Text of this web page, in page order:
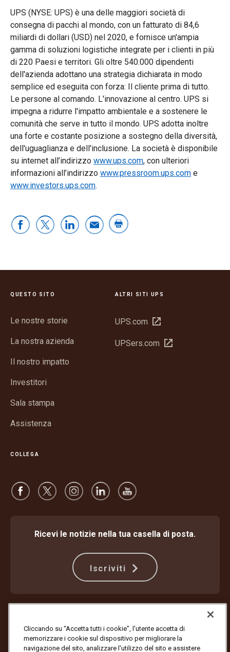
UPS (NYSE: UPS) è una delle maggiori società di
consegna di pacchi al mondo, con un fatturato di 84,6
miliardi di dollari (USD) nel 2020, e fornisce un'ampia
gamma di soluzioni logistiche integrate per i clienti in più
di 220 Paesi e territori. Gli oltre 540.000 dipendenti
dell'azienda adottano una strategia dichiarata in modo
semplice ed eseguita con forza: Il cliente prima di tutto.
Le persone al comando. L'innovazione al centro. UPS si
impegna a ridurre l'impatto ambientale e a sostenere le
comunità che serve in tutto il mondo. UPS adotta inoltre
una forte e costante posizione a sostegno della diversità,
dell'uguaglianza e dell'inclusione. La società è disponibile
su internet all’indirizzo www.ups.com, con ulteriori
informazioni all’indirizzo www.pressroom.ups.com e
www.investors.ups.com.
QUESTO SITO
Le nostre storie
La nostra azienda
Il nostro impatto
Investitori
Sala stampa
Assistenza
ALTRI SITI UPS
UPS.com Apri
una
UPSers.com Apri
COLLEGA
Ricevi le notizie nella tua casella di posta.
Iscriviti
Impostazioni dei cookie
Cliccando su “Accetta tutti i cookie”, l'utente accetta di
memorizzare i cookie sul dispositivo per migliorare la
navigazione del sito, analizzare l'utilizzo del sito e assistere